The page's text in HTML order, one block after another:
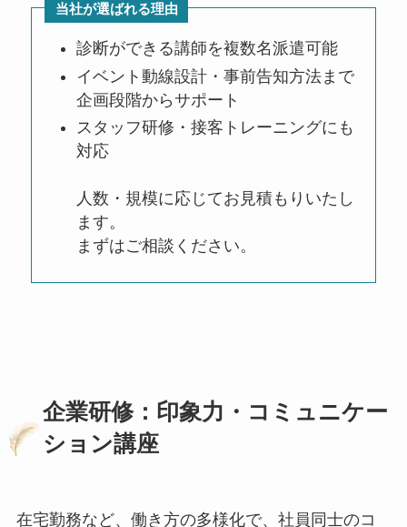
当社が選ばれる理由
診断ができる講師を複数名派遣可能
イベント動線設計・事前告知方法まで
企画段階からサポート
スタッフ研修・接客トレーニングにも
対応
人数・規模に応じてお見積もりいたし
ます。
まずはご相談ください。
企業研修：印象力・コミュニケー
ション講座
在宅勤務など、働き方の多様化で、社員同士のコ